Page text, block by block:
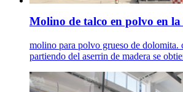
Molino de talco en polvo en
molino para polvo grueso de dolomita.
partiendo del aserrin de madera se